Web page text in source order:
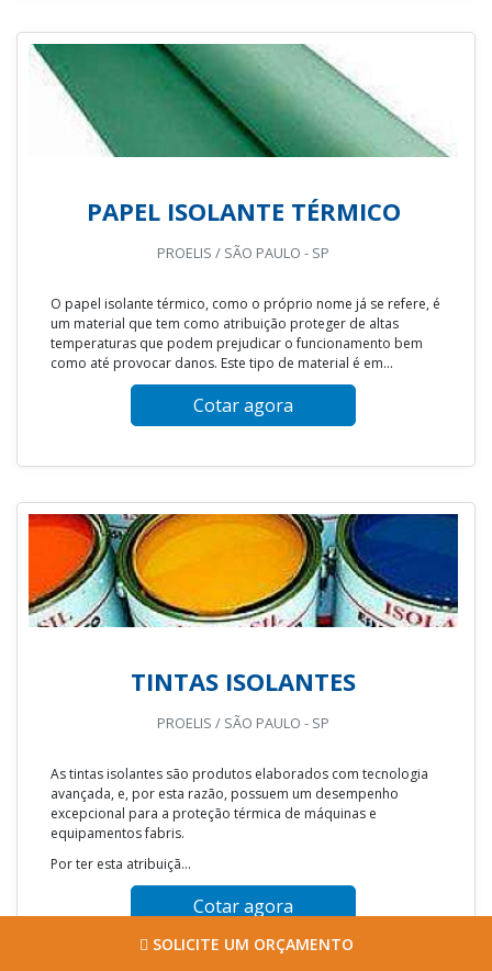
PAPEL ISOLANTE TÉRMICO
PROELIS / SÃO PAULO - SP
O papel isolante térmico, como o próprio nome já se refere, é
um material que tem como atribuição proteger de altas
temperaturas que podem prejudicar o funcionamento bem
como até provocar danos. Este tipo de material é em...
Cotar agora
TINTAS ISOLANTES
PROELIS / SÃO PAULO - SP
As tintas isolantes são produtos elaborados com tecnologia
avançada, e, por esta razão, possuem um desempenho
excepcional para a proteção térmica de máquinas e
equipamentos fabris.
Por ter esta atribuiçã...
Cotar agora
SOLICITE UM ORÇAMENTO